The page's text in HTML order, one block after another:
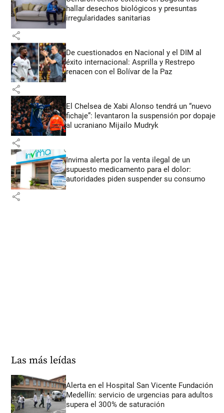
hallar desechos biológicos y presuntas
irregularidades sanitarias
share
De cuestionados en Nacional y el DIM al
éxito internacional: Asprilla y Restrepo
renacen con el Bolívar de la Paz
share
El Chelsea de Xabi Alonso tendrá un “nuevo
fichaje”: levantaron la suspensión por dopaje
al ucraniano Mijailo Mudryk
share
Invima alerta por la venta ilegal de un
supuesto medicamento para el dolor:
autoridades piden suspender su consumo
share
Las más leídas
Alerta en el Hospital San Vicente Fundación
Medellín: servicio de urgencias para adultos
supera el 300% de saturación